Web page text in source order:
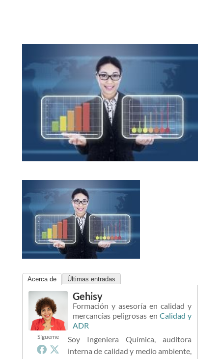
Acerca de Últimas entradas
Sígueme
Gehisy
Formación y asesoría en calidad y
mercancías peligrosas en Calidad y
ADR
Soy Ingeniera Química, auditora
interna de calidad y medio ambiente,